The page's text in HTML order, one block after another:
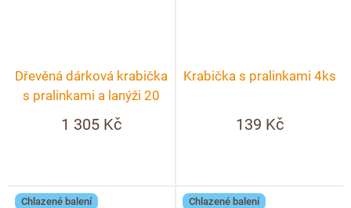
Dřevěná dárková krabička
s pralinkami a lanýži 20
ks + možnost
personalizace
1 305 Kč
Krabička s pralinkami 4ks
139 Kč
Chlazené balení Chlazené balení